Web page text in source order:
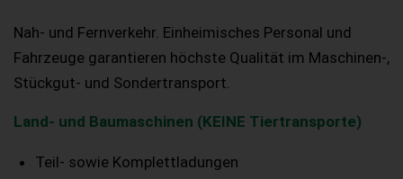
Nah- und Fernverkehr. Einheimisches Personal und
Fahrzeuge garantieren höchste Qualität im Maschinen-,
Stückgut- und Sondertransport.
Land- und Baumaschinen (KEINE Tiertransporte)
Teil- sowie Komplettladungen